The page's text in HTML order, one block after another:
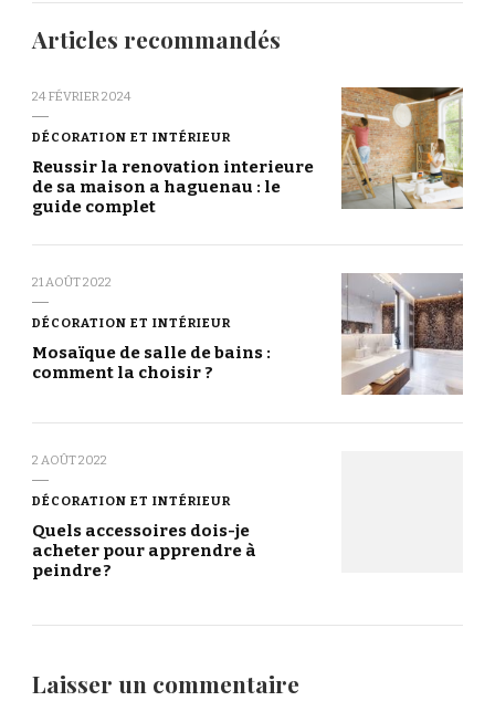
Articles recommandés
24 FÉVRIER 2024
DÉCORATION ET INTÉRIEUR
Reussir la renovation interieure
de sa maison a haguenau : le
guide complet
21 AOÛT 2022
DÉCORATION ET INTÉRIEUR
Mosaïque de salle de bains :
comment la choisir ?
2 AOÛT 2022
DÉCORATION ET INTÉRIEUR
Quels accessoires dois-je
acheter pour apprendre à
peindre ?
Laisser un commentaire